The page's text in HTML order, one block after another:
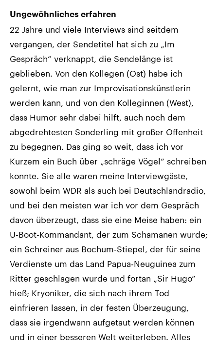
Ungewöhnliches erfahren
22 Jahre und viele Interviews sind seitdem
vergangen, der Sendetitel hat sich zu „Im
Gespräch“ verknappt, die Sendelänge ist
geblieben. Von den Kollegen (Ost) habe ich
gelernt, wie man zur Improvisationskünstlerin
werden kann, und von den Kolleginnen (West),
dass Humor sehr dabei hilft, auch noch dem
abgedrehtesten Sonderling mit großer Offenheit
zu begegnen. Das ging so weit, dass ich vor
Kurzem ein Buch über „schräge Vögel“ schreiben
konnte. Sie alle waren meine Interviewgäste,
sowohl beim WDR als auch bei Deutschlandradio,
und bei den meisten war ich vor dem Gespräch
davon überzeugt, dass sie eine Meise haben: ein
U-Boot-Kommandant, der zum Schamanen wurde;
ein Schreiner aus Bochum-Stiepel, der für seine
Verdienste um das Land Papua-Neuguinea zum
Ritter geschlagen wurde und fortan „Sir Hugo“
hieß; Kryoniker, die sich nach ihrem Tod
einfrieren lassen, in der festen Überzeugung,
dass sie irgendwann aufgetaut werden können
und in einer besseren Welt weiterleben. Alles